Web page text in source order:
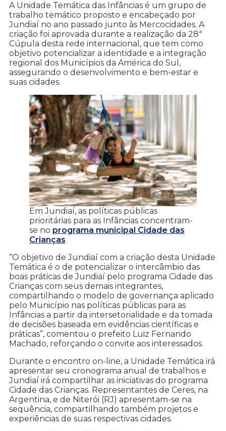
A Unidade Temática das Infâncias é um grupo de
trabalho temático proposto e encabeçado por
Jundiaí no ano passado junto às Mercocidades. A
criação foi aprovada durante a realização da 28ª
Cúpula desta rede internacional, que tem como
objetivo potencializar a identidade e a integração
regional dos Municípios da América do Sul,
assegurando o desenvolvimento e bem-estar e
suas cidades.
Em Jundiaí, as políticas públicas
prioritárias para as Infâncias concentram-
se no programa municipal Cidade das
Crianças
“O objetivo de Jundiaí com a criação desta Unidade
Temática é o de potencializar o intercâmbio das
boas práticas de Jundiaí pelo programa Cidade das
Crianças com seus demais integrantes,
compartilhando o modelo de governança aplicado
pelo Município nas políticas públicas para as
Infâncias a partir da intersetorialidade e da tomada
de decisões baseada em evidências científicas e
práticas”, comentou o prefeito Luiz Fernando
Machado, reforçando o convite aos interessados.
Durante o encontro on-line, a Unidade Temática irá
apresentar seu cronograma anual de trabalhos e
Jundiaí irá compartilhar as iniciativas do programa
Cidade das Crianças. Representantes de Ceres, na
Argentina, e de Niterói (RJ) apresentam-se na
sequência, compartilhando também projetos e
experiências de suas respectivas cidades.